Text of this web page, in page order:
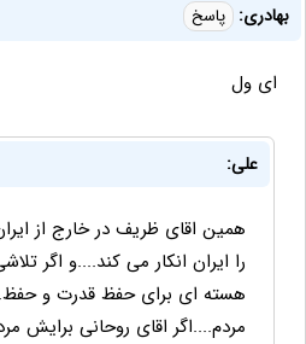
بهادری: پاسخ
ای ول
علی:
همین اقای ظریف در خارج از
را ایران انکار می کند....و اگر
هسته ای برای حفظ قدرت و
مردم....اگر اقای روحانی برایش